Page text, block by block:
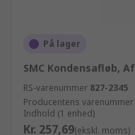
På lager
SMC Kondensafløb,
RS-varenummer 827-2345
Producentens varenummer
Indhold (1 enhed)
Kr. 257,69(ekskl. moms)